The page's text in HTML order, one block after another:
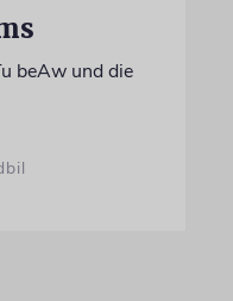
beAw und die